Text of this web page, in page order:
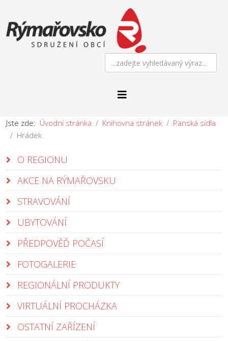
Jste zde: Úvodní stránka Knihovna stránek
Panská sídla
Hrádek
O REGIONU
AKCE NA RÝMAŘOVSKU
STRAVOVÁNÍ
UBYTOVÁNÍ
PŘEDPOVĚĎ POČASÍ
FOTOGALERIE
REGIONÁLNÍ PRODUKTY
VIRTUÁLNÍ PROCHÁZKA
OSTATNÍ ZAŘÍZENÍ